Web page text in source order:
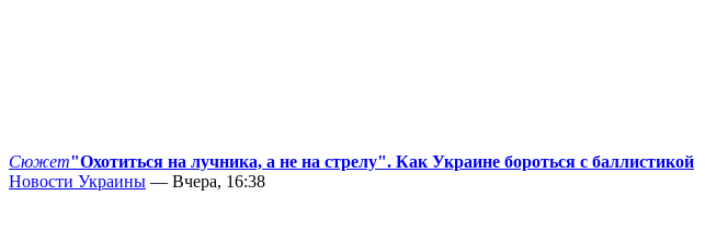
Сюжет"Охотиться на лучника, а не на стрелу". Как Украине бороться с баллистикой
Новости Украины — Вчера, 16:38